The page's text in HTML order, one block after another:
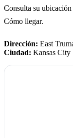
Consulta su
Cómo llegar.
Dirección: East
Ciudad: Kansas City